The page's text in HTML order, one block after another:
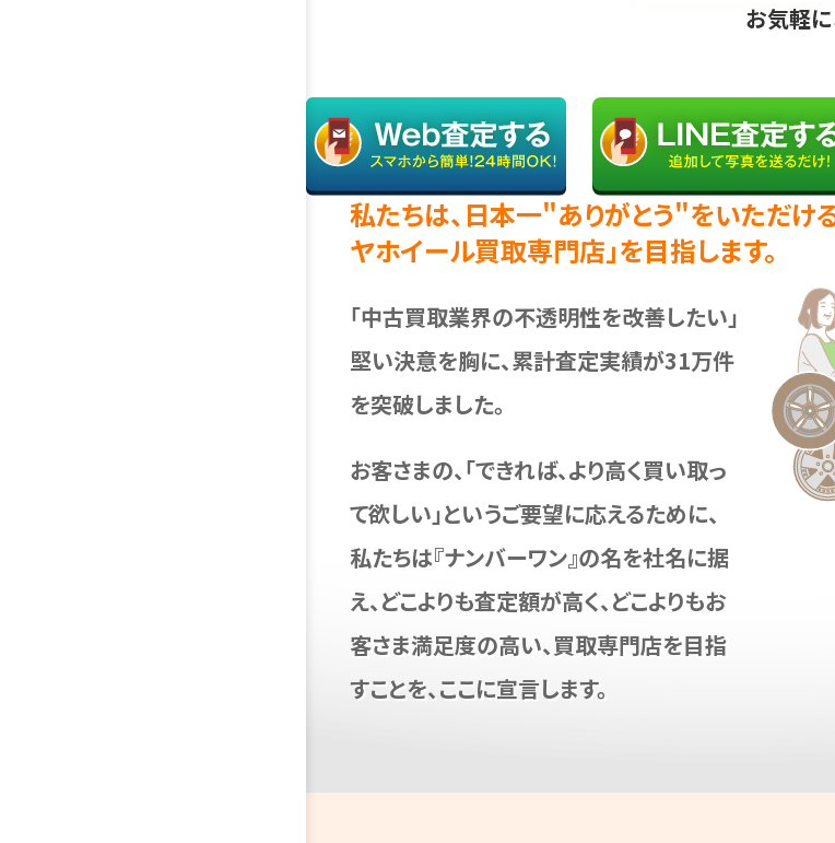
お気軽
私たちは、日本一"ありがとう"をいただけ
ヤホイール買取専門店」を目指します。
「中古買取業界の不透明性を改善したい」
堅い決意を胸に、累計査定実績が31万件
を突破しました。
お客さまの、「できれば、より高く買い取っ
て欲しい」というご要望に応えるために、
私たちは『ナンバーワン』の名を社名に据
え、どこよりも査定額が高く、どこよりもお
客さま満足度の高い、買取専門店を目指
すことを、ここに宣言します。